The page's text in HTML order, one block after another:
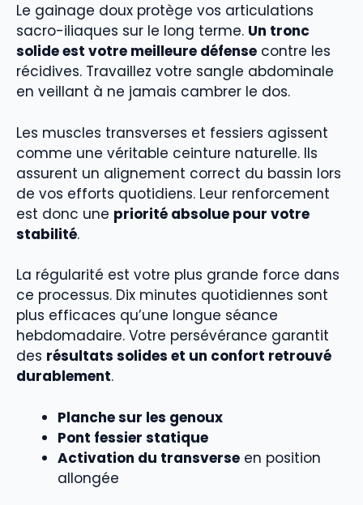
Le gainage doux protège vos articulations
sacro-iliaques sur le long terme. Un tronc
solide est votre meilleure défense contre les
récidives. Travaillez votre sangle abdominale
en veillant à ne jamais cambrer le dos.
Les muscles transverses et fessiers agissent
comme une véritable ceinture naturelle. Ils
assurent un alignement correct du bassin lors
de vos efforts quotidiens. Leur renforcement
est donc une priorité absolue pour votre
stabilité.
La régularité est votre plus grande force dans
ce processus. Dix minutes quotidiennes sont
plus efficaces qu’une longue séance
hebdomadaire. Votre persévérance garantit
des résultats solides et un confort retrouvé
durablement.
Planche sur les genoux
Pont fessier statique
Activation du transverse en position
allongée